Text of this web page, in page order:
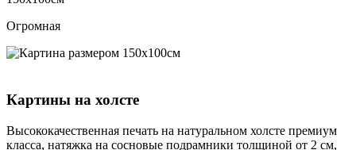
Огромная
Картины на холсте
Высококачественная печать на натуральном холсте премиум
класса, натяжка на сосновые подрамники толщиной от 2 см,